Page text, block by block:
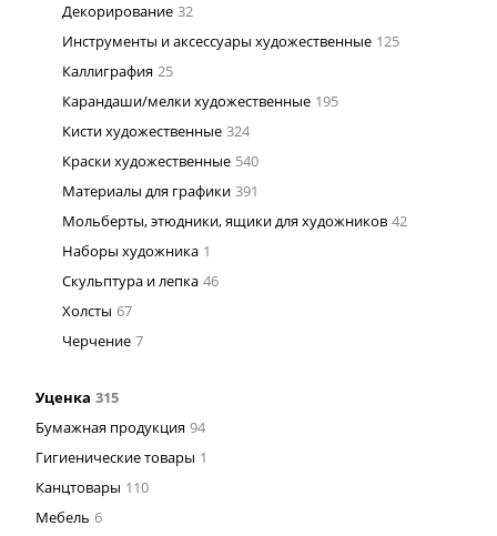
Декорирование 32
Инструменты и аксессуары художественные 125
Каллиграфия 25
Карандаши/мелки художественные 195
Кисти художественные 324
Краски художественные 540
Материалы для графики 391
Мольберты, этюдники, ящики для художников 42
Наборы художника 1
Скульптура и лепка 46
Холсты 67
Черчение 7
Уценка 315
Бумажная продукция 94
Гигиенические товары 1
Канцтовары 110
Мебель 6